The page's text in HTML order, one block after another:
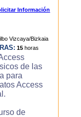
Información
15 horas
de las
para
Access
de